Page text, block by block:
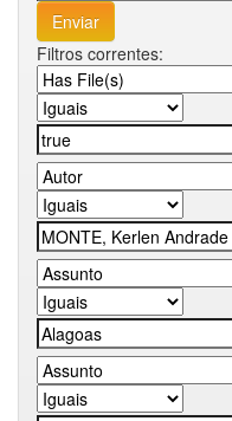
Filtros correntes: